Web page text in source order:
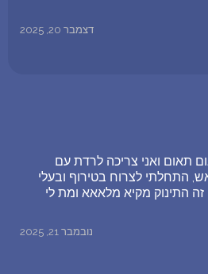
דצמבר 20, 2025
תאום ואני צריכה לרדת עם
התחלתי לצרוח בטירוף ובעלי
זה התינוק מקיא מלאאא ומת לי
נובמבר 21, 2025